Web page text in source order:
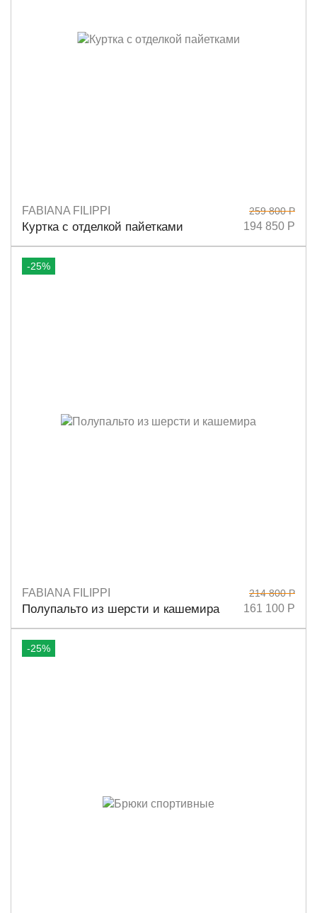
Размеры
FABIANA FILIPPI
Куртка с отделкой пайетками
259 800 Р
194 850 Р
-25%
Размеры
FABIANA FILIPPI
Полупальто из шерсти и кашемира
214 800 Р
161 100 Р
-25%